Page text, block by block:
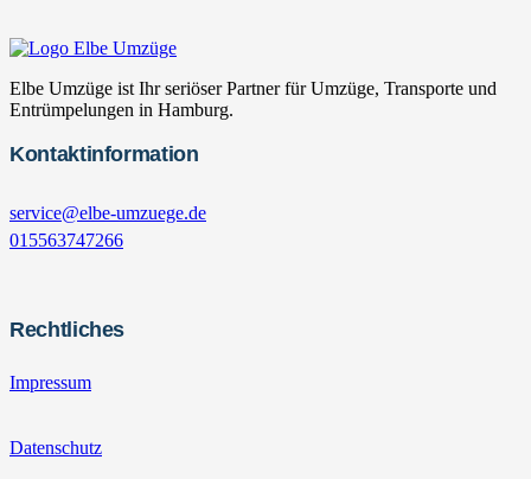
Elbe Umzüge ist Ihr seriöser Partner für Umzüge, Transporte und
Entrümpelungen in Hamburg.
Kontaktinformation
service@elbe-umzuege.de
015563747266
Rechtliches
Impressum
Datenschutz